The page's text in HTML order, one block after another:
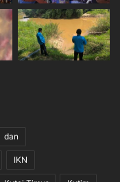
dan
IKN